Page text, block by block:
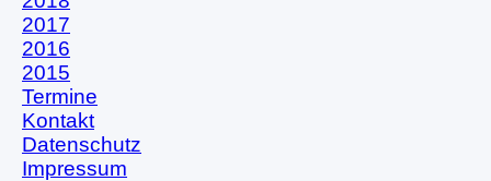
2017
2016
2015
Termine
Kontakt
Datenschutz
Impressum